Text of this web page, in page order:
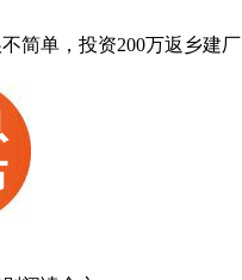
简单，投资200万返乡建厂